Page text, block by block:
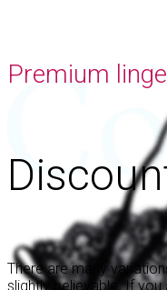
Premium
There are many
slightly believable. If you